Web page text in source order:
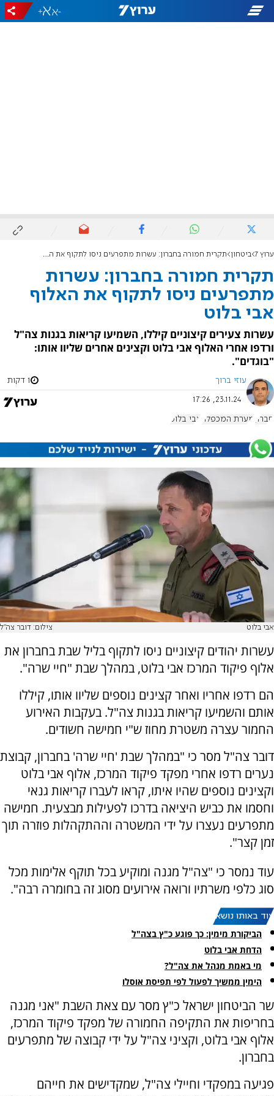
-
+
ערוץ 7 ביטחון תקרית חמורה בחברון: עשרות מתפרעים ניסו לתקוף את האלוף אבי בלוט
תקרית חמורה בחברון: עשרות
מתפרעים ניסו לתקוף את האלוף
אבי בלוט
עשרות צעירים קיצוניים קיללו, השמיעו קריאות בגנות צה"ל
ורדפו אחרי האלוף אבי בלוט וקצינים אחרים שליוו אותו:
"בוגדים".
עוזי ברוך 1 דקות
23.11.24, 17:26
חברון מערת המכפלה אבי בלוט
אבי בלוט צילום: דובר צה"ל
עשרות יהודים קיצוניים ניסו לתקוף בליל שבת בחברון את
אלוף פיקוד המרכז אבי בלוט, במהלך שבת "חיי שרה".
הם רדפו אחריו ואחר קצינים נוספים שליוו אותו, קיללו
אותם והשמיעו קריאות בגנות צה"ל. בעקבות האירוע
החמור עצרה משטרת מחוז ש"י חמישה חשודים.
דובר צה"ל מסר כי "במהלך שבת 'חיי שרה' בחברון, קבוצת
נערים רדפו אחרי מפקד פיקוד המרכז, אלוף אבי בלוט
וקצינים נוספים שהיו איתו, קראו לעברו קריאות גנאי
וחסמו את כביש היציאה בדרכו לפעילות מבצעית. חמישה
מתפרעים נעצרו על ידי המשטרה וההתקהלות פוזרה תוך
זמן קצר".
עוד נמסר כי "צה"ל מגנה ומוקיע בכל תוקף אלימות מכל
סוג כלפי משרתיו ורואה אירועים מסוג זה בחומרה רבה".
עוד באותו נושא:
הביקורת מימין: כך פוגע כ"ץ בצה"ל
הדחת אבי בלוט
מי באמת מנהל את צה"ל?
הימין ממשיך לפעול לפי תפיסת אוסלו
שר הביטחון ישראל כ"ץ מסר עם צאת השבת "אני מגנה
בחריפות את התקיפה החמורה של מפקד פיקוד המרכז,
אלוף אבי בלוט, וקציני צה"ל על ידי קבוצה של מתפרעים
בחברון.
‏פגיעה במפקדי וחיילי צה"ל, שמקדישים את חייהם